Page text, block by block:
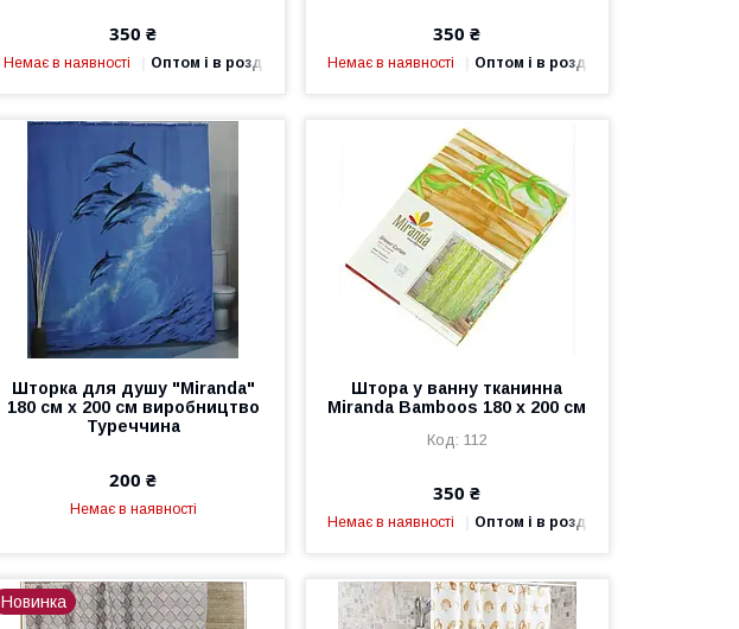
350 ₴
Немає в наявності Оптом і в роздріб
350 ₴
Немає в наявності Оптом і в роздріб
Шторка для душу "Miranda"
180 см х 200 см виробництво
Туреччина
200 ₴
Немає в наявності
Штора у ванну тканинна
Miranda Bamboos 180 х 200 см
112
350 ₴
Немає в наявності Оптом і в роздріб
Новинка